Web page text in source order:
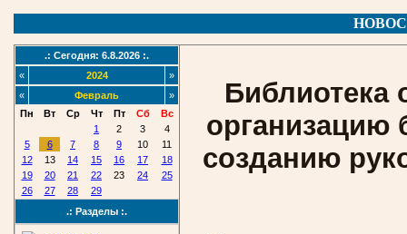
.: Сегодня: 6.8.2026 :.
«
2024
»
«
Февраль
»
Пн
Вт Ср Чт Пт Сб
Вс
1
2 3
4
5
6 7 8 9 10
11
12
13 14 15 16 17
18
19
20 21 22 23 24
25
26
27 28
29
.: Разделы :.
Библиотека
организацию
созданию